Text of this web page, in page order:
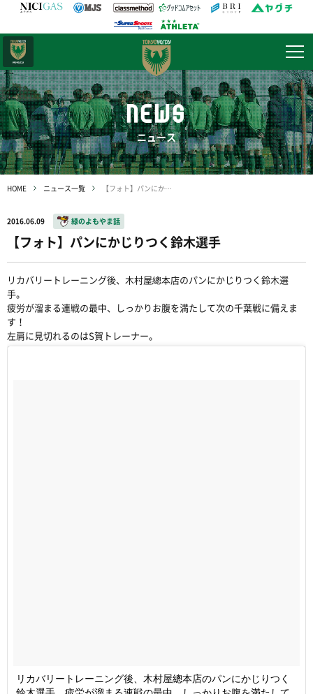
NEWS
ニュース
HOME ニュース一覧 【フォト】パンにかじりつく鈴木選手
2016.06.09 緑のよもやま話
【フォト】パンにかじりつく鈴木選手
リカバリートレーニング後、木村屋總本店のパンにかじりつく鈴木選
手。
疲労が溜まる連戦の最中、しっかりお腹を満たして次の千葉戦に備えま
す！
左肩に見切れるのはS賀トレーナー。
リカバリートレーニング後、木村屋總本店のパンにかじりつく